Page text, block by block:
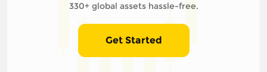
330+ global assets hassle-free.
Get Started